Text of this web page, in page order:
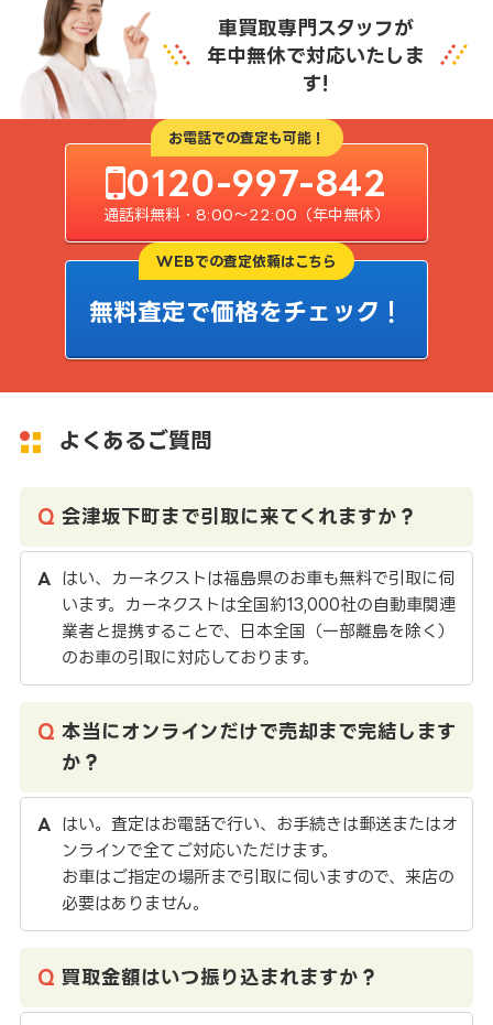
車買取専門スタッフが
年中無休で対応いたしま
す!
お電話での査定も可能！
0120-997-842
通話料無料・8:00〜22:00（年中無休）
WEBでの査定依頼はこちら
無料査定で価格をチェック！
よくあるご質問
会津坂下町まで引取に来てくれますか？
はい、カーネクストは福島県のお車も無料で引取に伺
います。カーネクストは全国約13,000社の自動車関連
業者と提携することで、日本全国（一部離島を除く）
のお車の引取に対応しております。
本当にオンラインだけで売却まで完結します
か？
はい。査定はお電話で行い、お手続きは郵送またはオ
ンラインで全てご対応いただけます。
お車はご指定の場所まで引取に伺いますので、来店の
必要はありません。
買取金額はいつ振り込まれますか？